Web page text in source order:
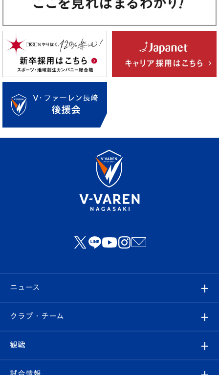
ニュース
すべて
クラブ
クラブ・チーム
観戦
観戦ルール
試合情報